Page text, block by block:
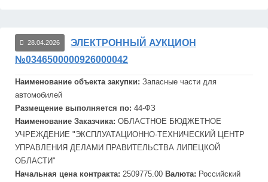
28.04.2026
ЭЛЕКТРОННЫЙ АУКЦИОН
№0346500000926000042
Наименование объекта закупки: Запасные части для
автомобилей
Размещение выполняется по: 44-ФЗ
Наименование Заказчика: ОБЛАСТНОЕ БЮДЖЕТНОЕ
УЧРЕЖДЕНИЕ "ЭКСПЛУАТАЦИОННО-ТЕХНИЧЕСКИЙ ЦЕНТР
УПРАВЛЕНИЯ ДЕЛАМИ ПРАВИТЕЛЬСТВА ЛИПЕЦКОЙ
ОБЛАСТИ"
Начальная цена контракта: 2509775.00 Валюта: Российский